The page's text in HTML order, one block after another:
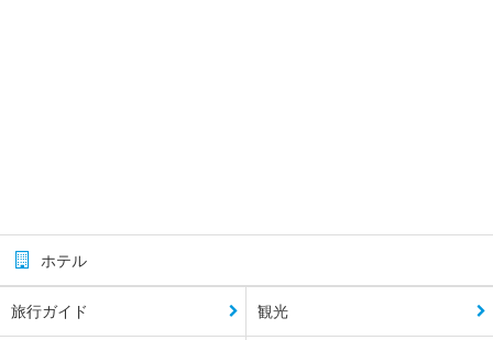
ホテル
旅行ガイド 観光